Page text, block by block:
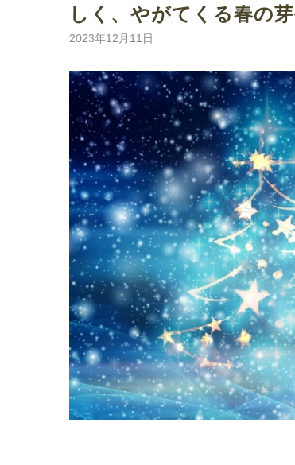
しく、やがてくる春の
2023年12月11日